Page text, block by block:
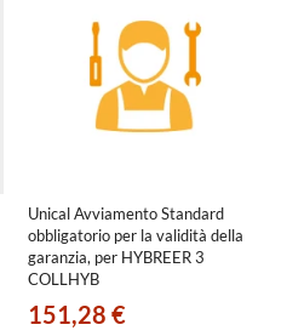
Unical Avviamento Standard
obbligatorio per la validità della
garanzia, per HYBREER 3
COLLHYB
151,28 €